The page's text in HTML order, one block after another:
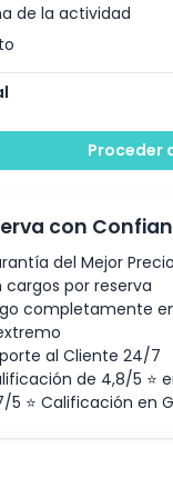
de la actividad
Proceder
con
del Mejor Precio
cargos por reserva
completamente
al Cliente 24/7
de 4,8/5 ⭐
5 ⭐ Calificación en